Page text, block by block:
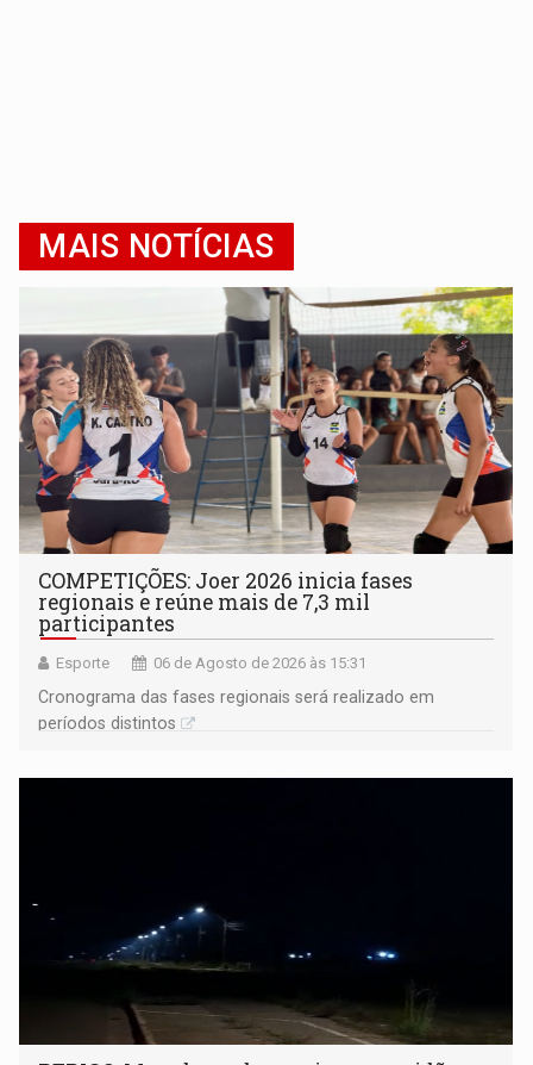
MAIS NOTÍCIAS
COMPETIÇÕES: Joer 2026 inicia fases
regionais e reúne mais de 7,3 mil
participantes
Esporte 06 de Agosto de 2026 às 15:31
Cronograma das fases regionais será realizado em
períodos distintos